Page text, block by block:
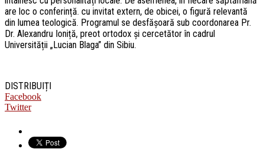
are loc o conferință. cu invitat extern, de obicei, o figură relevantă
din lumea teologică. Programul se desfășoară sub coordonarea Pr.
Dr. Alexandru Ioniță, preot ortodox și cercetător în cadrul
Universității „Lucian Blaga” din Sibiu.
DISTRIBUIȚI
Facebook
Twitter